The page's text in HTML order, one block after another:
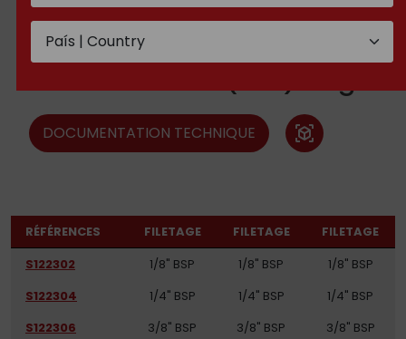
Adapteur Té mâle BSP-
mâle BSP-femelle
tournante BSP (60°) forge
DOCUMENTATION TECHNIQUE view_in_ar
RÉFÉRENCES FILETAGE FILETAGE
FILETAGE
S122302
1/8" BSP 1/8" BSP
1/8" BSP
S122304
1/4" BSP 1/4" BSP
1/4" BSP
S122306
3/8" BSP 3/8" BSP
3/8" BSP